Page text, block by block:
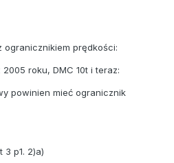
ogranicznikiem prędkości:
roku, DMC 10t i teraz:
powinien mieć ogranicznik
p1. 2)a)